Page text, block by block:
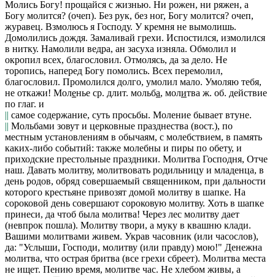
Молись Богу! прощайся с жизнью. Ни рожен, ни ряжен, а
Богу молится? (очеп). Без рук, без ног, Богу молится? очеп,
журавец. Взмолюсь я Господу. У кремня не вымолишь.
Домолились дождя. Замаливай грехи. Испостился, измолился
в нитку. Намолили ведра, ан засуха изняла. Обмолил и
окропил всех, благословил. Отмолясь, да за дело. Не
торопись, наперед Богу помолись. Всех перемолил,
благословил. Промолился долго, умолил мало. Умоляю тебя,
не откажи! Моленье ср. длит. мольба, молитва ж. об. действие
по глаг. и
|| самое содержание, суть просьбы. Моление бывает втуне.
|| Мольбами зовут и церковные празднества (вост.), по
местным установлениям в обычаям, с молебствием, в память
каких-либо событий: также молебны и пиры по обету, и
приходские престольные праздники. Молитва Господня, Отче
наш. Давать молитву, молитвовать родильницу и младенца, в
день родов, обряд совершаемый священником, при дальности
которого крестьяне привозят домой молитву в шапке. На
сороковой день совершают сороковую молитву. Хоть в шапке
принеси, да чтоб была молитва! Через лес молитву дает
(невпрок пошла). Молитву твори, а муку в квашню клади.
Вашими молитвами живем. Украв часовник (или часослов),
да: "Услыши, Господи, молитву (или правду) мою!" Денежна
молитва, что острая бритва (все грехи сбреет). Молитва места
не ищет. Пению время, молитве час. Не хлебом живы, а